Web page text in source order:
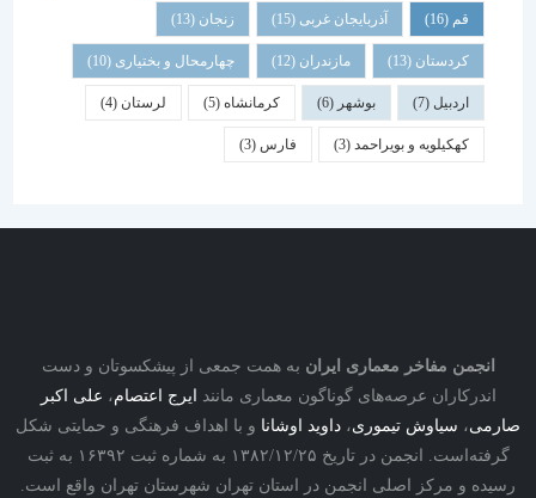
(16) آذربایجان غربی (15) زنجان(13)
کردستان(13) مازندران(12) چهارمحال و بختیاری(10)
اردبیل(7) بوشهر(6) کرمانشاه(5) لرستان(4)
کهکیلویه و بویراحمد(3) فارس (3)
انجمن مفاخر معماری ایران به همت جمعی از پیشکسوتان و دست
اندرکاران عرصه‌های گوناگون معماری مانندایرج اعتصام،علی اکبر
،سیاوش تیموری،داوید اوشاناو با اهداف فرهنگی و حمایتی شکل
گرفته‌است. انجمن در تاریخ ۱۳۸۲/۱۲/۲۵ به شماره ثبت ۱۶۳۹۲ به ثبت
رسیده و مرکز اصلی انجمن در استان تهران شهرستان تهران واقع است.